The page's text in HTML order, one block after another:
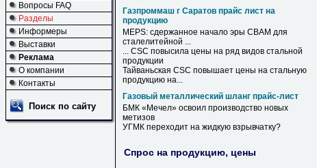
Вопросы FAQ
Разделы
Информеры
Выставки
Реклама
О компании
Контакты
Поиск по сайту
Газпроммаш г Саратов прайс лист на
продукцию
MEPS: сдержанное начало эры CBAM для
сталелитейной ...
... CSC повысила цены на ряд видов стальной
продукции
Тайваньская CSC повышает цены на стальную
продукцию на...
Газовый металлический шланг прайс-лист
БМК «Мечел» освоил производство новых
метизов
УГМК переходит на жидкую взрывчатку?
Спрос на продукцию, цены